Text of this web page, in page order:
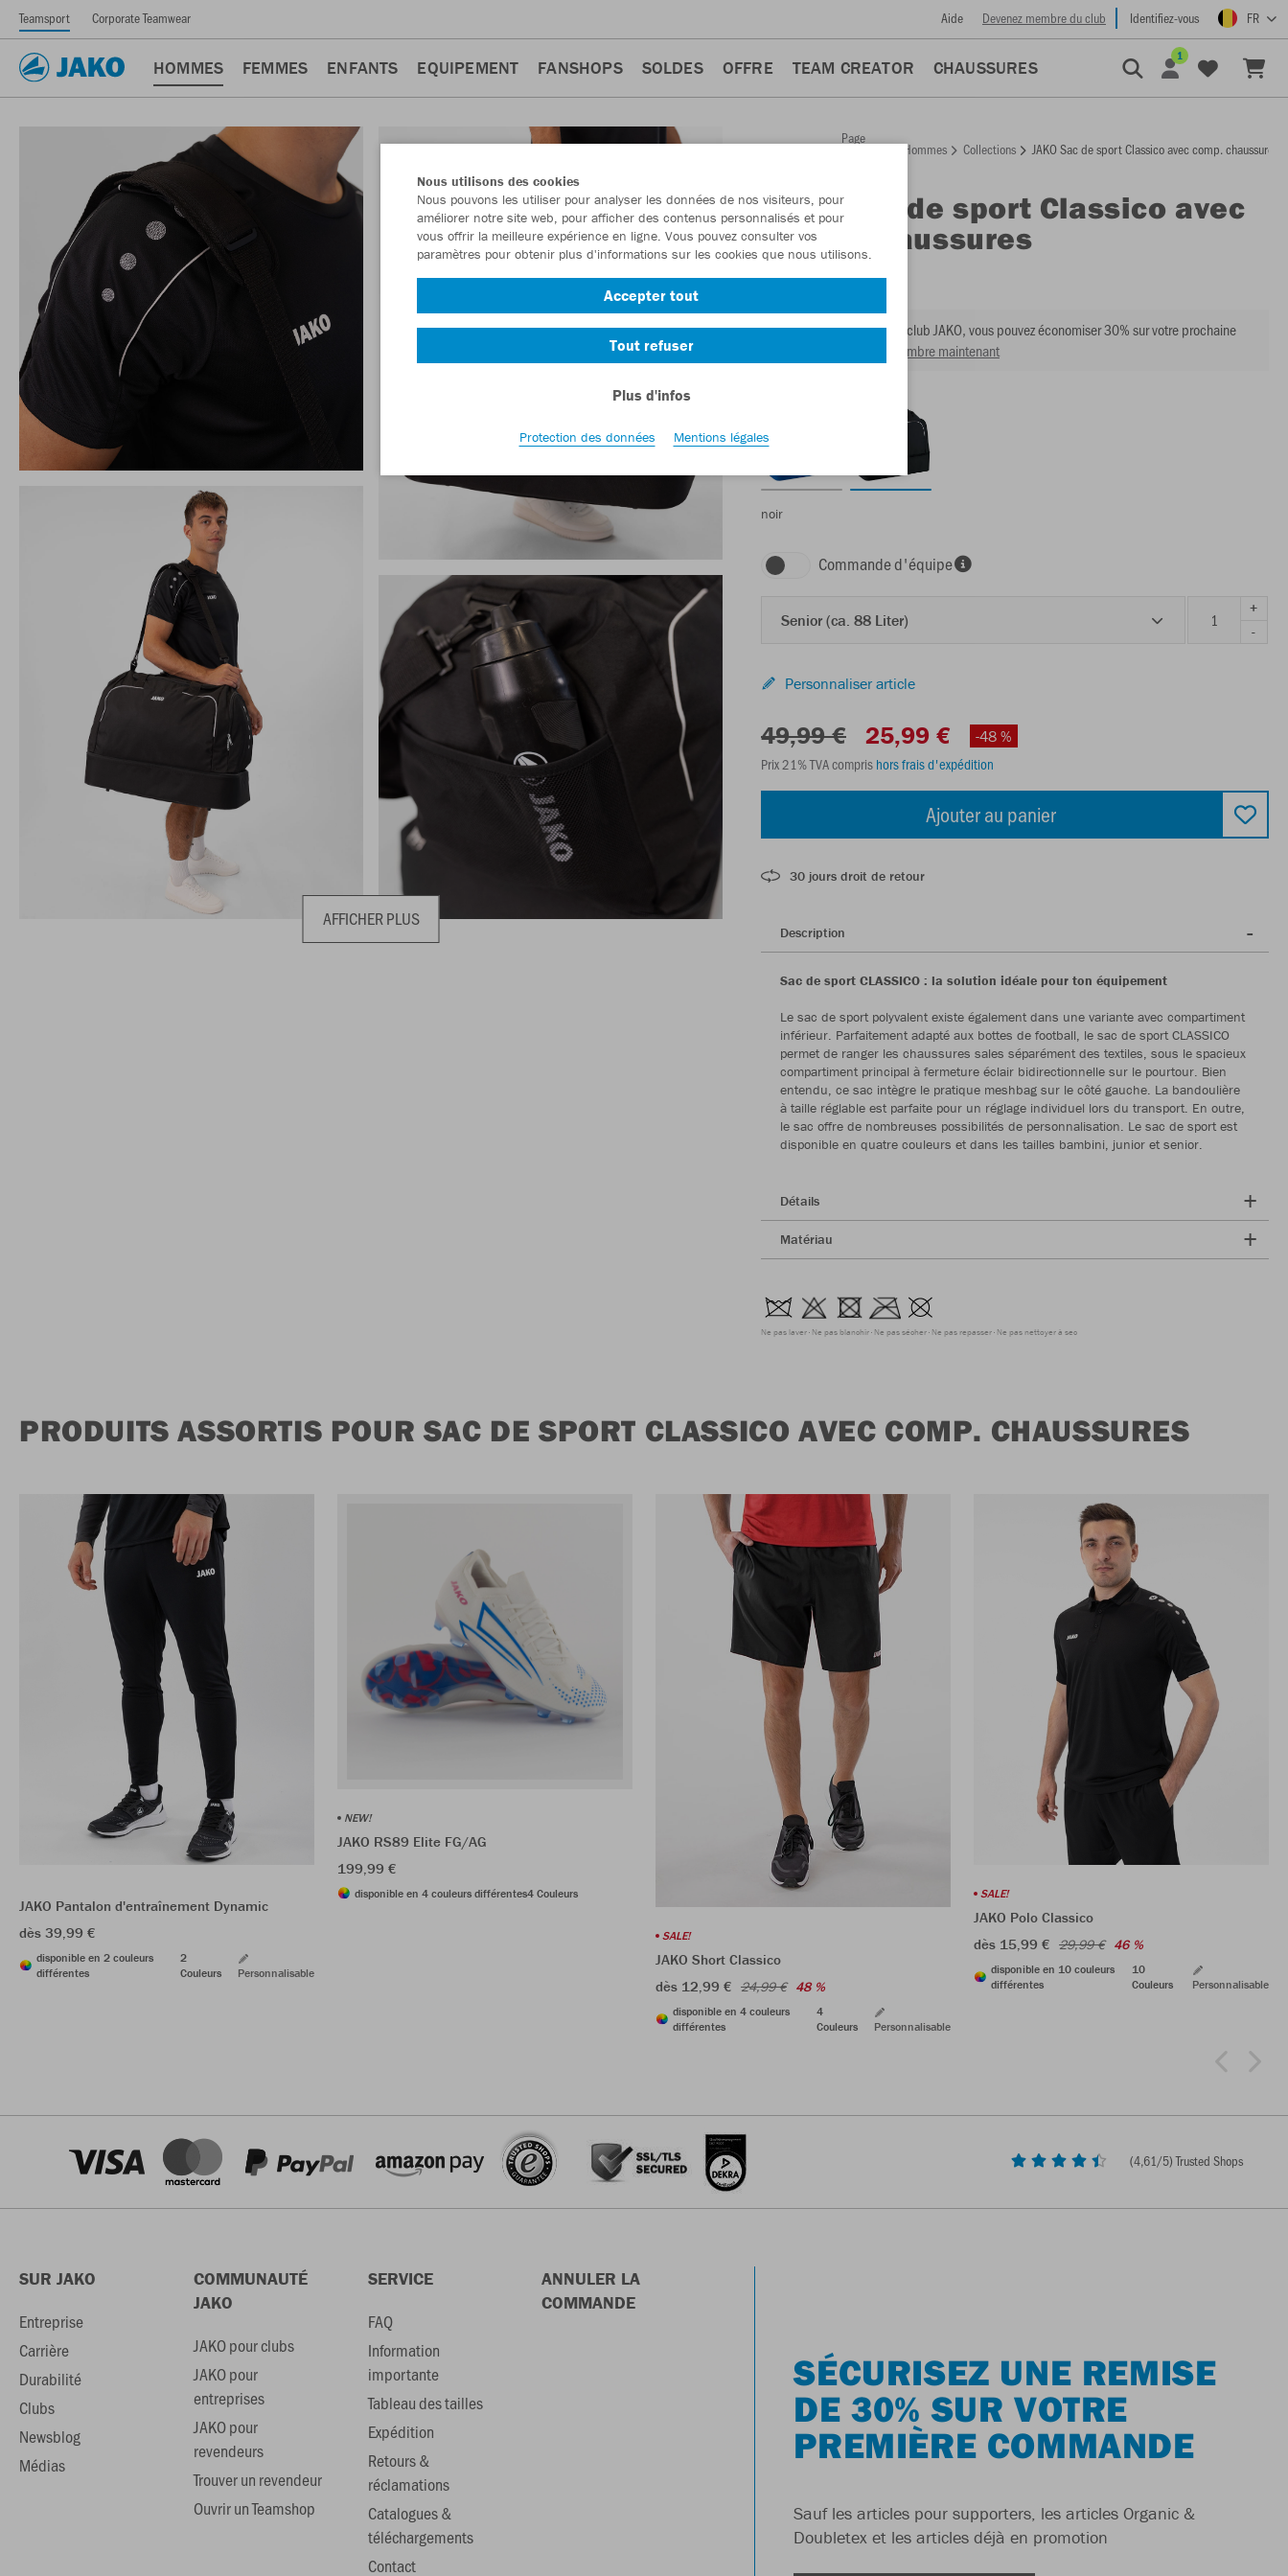
Teamsport Corporate Teamwear Aide Devenez membre du club Identifiez-vous FR
HOMMES FEMMES ENFANTS EQUIPEMENT FANSHOPS SOLDES OFFRE TEAM CREATOR CHAUSSURES
1
AFFICHER PLUS
Retour
Page
Hommes Collections JAKO Sac de sport Classico avec comp. chaussures
JAKO Sac de sport Classico avec
comp. chaussures
En tant que membre du club JAKO, vous pouvez économiser 30% sur votre prochaine
Devenir membre maintenant
noir
Commande d'équipe
Senior (ca. 88 Liter)
+
-
Personnaliser article
49,99 € 25,99 €
-48 %
Prix 21% TVA compris hors frais d'expédition
Ajouter au panier
30 jours droit de retour
Description
Sac de sport CLASSICO : la solution idéale pour ton équipement
Le sac de sport polyvalent existe également dans une variante avec compartiment
inférieur. Parfaitement adapté aux bottes de football, le sac de sport CLASSICO
permet de ranger les chaussures sales séparément des textiles, sous le spacieux
compartiment principal à fermeture éclair bidirectionnelle sur le pourtour. Bien
entendu, ce sac intègre le pratique meshbag sur le côté gauche. La bandoulière
à taille réglable est parfaite pour un réglage individuel lors du transport. En outre,
le sac offre de nombreuses possibilités de personnalisation. Le sac de sport est
disponible en quatre couleurs et dans les tailles bambini, junior et senior.
Détails
Matériau
Ne pas laver Ne pas blanchir Ne pas sécher Ne pas repasser Ne pas nettoyer à sec
PRODUITS ASSORTIS POUR SAC DE SPORT CLASSICO AVEC COMP. CHAUSSURES
JAKO Pantalon d'entraînement Dynamic
dès 39,99 €
disponible en 2 couleurs
différentes
2
Couleurs
Personnalisable
NEW!
JAKO RS89 Elite FG/AG
199,99 €
disponible en 4 couleurs différentes4 Couleurs
SALE!
JAKO Short Classico
dès 12,99 € 24,99 € 48 %
disponible en 4 couleurs
différentes
4
Couleurs
Personnalisable
SALE!
JAKO Polo Classico
dès 15,99 € 29,99 € 46 %
disponible en 10 couleurs
différentes
10
Couleurs
Personnalisable
(4,61/5) Trusted Shops
SUR JAKO
Entreprise
Carrière
Durabilité
Clubs
Newsblog
Médias
COMMUNAUTÉ
JAKO
JAKO pour clubs
JAKO pour
entreprises
JAKO pour
revendeurs
Trouver un revendeur
Ouvrir un Teamshop
SERVICE
FAQ
Information
importante
Tableau des tailles
Expédition
Retours &
réclamations
Catalogues &
téléchargements
Contact
ANNULER LA
COMMANDE
SÉCURISEZ UNE REMISE
DE 30% SUR VOTRE
PREMIÈRE COMMANDE
Sauf les articles pour supporters, les articles Organic &
Doubletex et les articles déjà en promotion
Nous utilisons des cookies
Nous pouvons les utiliser pour analyser les données de nos visiteurs, pour
améliorer notre site web, pour afficher des contenus personnalisés et pour
vous offrir la meilleure expérience en ligne. Vous pouvez consulter vos
paramètres pour obtenir plus d'informations sur les cookies que nous utilisons.
Accepter tout
Tout refuser
Plus d'infos
Protection des données Mentions légales